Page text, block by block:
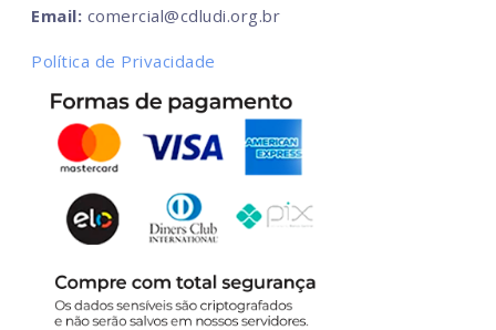
Email: comercial@cdludi.org.br
Política de Privacidade